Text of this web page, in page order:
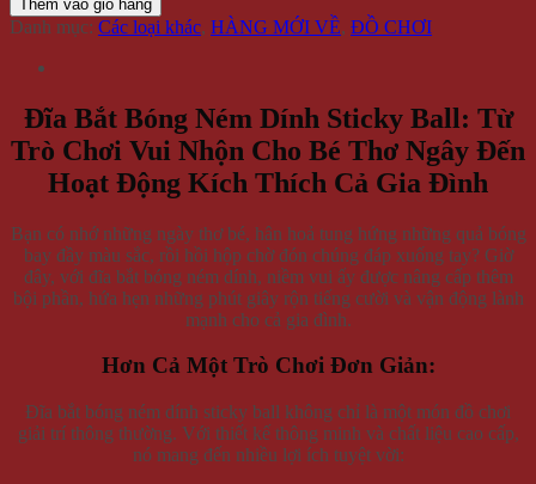
Thêm vào giỏ hàng
Danh mục: Các loại khác, HÀNG MỚI VỀ, ĐỒ CHƠI
Đĩa Bắt Bóng Ném Dính Sticky Ball: Từ
Trò Chơi Vui Nhộn Cho Bé Thơ Ngây Đến
Hoạt Động Kích Thích Cả Gia Đình
Bạn có nhớ những ngày thơ bé, hân hoả tung hứng những quả bóng
bay đầy màu sắc, rồi hồi hộp chờ đón chúng đáp xuống tay? Giờ
đây, với đĩa bắt bóng ném dính, niềm vui ấy được nâng cấp thêm
bội phần, hứa hẹn những phút giây rộn tiếng cười và vận động lành
mạnh cho cả gia đình.
Hơn Cả Một Trò Chơi Đơn Giản:
Đĩa bắt bóng ném dính sticky ball không chỉ là một món đồ chơi
giải trí thông thường. Với thiết kế thông minh và chất liệu cao cấp,
nó mang đến nhiều lợi ích tuyệt vời: